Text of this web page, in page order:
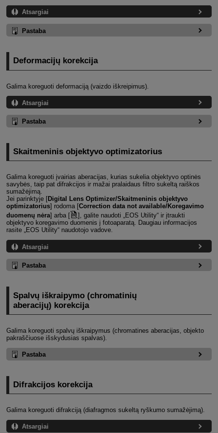
Atsargiai
Pastaba
Deformacijų korekcija
Galima koreguoti deformaciją (vaizdo iškreipimus).
Atsargiai
Pastaba
Skaitmeninis objektyvo optimizatorius
Galima koreguoti įvairias aberacijas, kurias sukelia objektyvo optinės
savybės, taip pat difrakcijos ir mažai pralaidaus filtro sukeltą raiškos
sumažėjimą.
Jei parinktyje [Digital Lens Optimizer/Skaitmeninis objektyvo
optimizatorius] rodoma [Correction data not available/Koregavimo
duomenų nėra] arba [
], galite naudoti „EOS Utility“ ir įtraukti
objektyvo koregavimo duomenis į fotoaparatą. Daugiau informacijos
rasite „EOS Utility“ naudotojo vadove.
Atsargiai
Pastaba
Spalvų iškraipymo (chromatinių
aberacijų) korekcija
Galima koreguoti spalvų iškraipymus (chromatines aberacijas, objekto
pakraščiuose išskydusias spalvas).
Pastaba
Difrakcijos korekcija
Galima koreguoti difrakciją (diafragmos sukeltą ryškumo sumažėjimą).
Atsargiai